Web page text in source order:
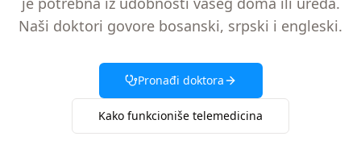
Naši doktori govore bosanski, srpski i engleski.
Pronađi doktora
Kako funkcioniše telemedicina